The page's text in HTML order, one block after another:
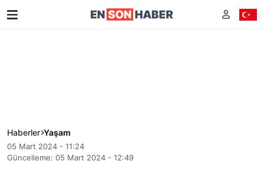
Haberler Yaşam
05 Mart 2024 - 11:24
Güncelleme: 05 Mart 2024 - 12:49